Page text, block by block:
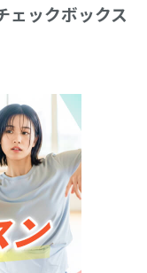
ェックボックス